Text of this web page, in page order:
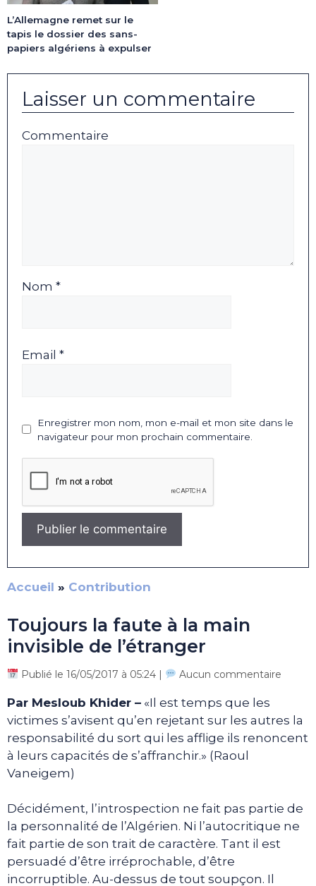
L’Allemagne remet sur le
tapis le dossier des sans-
papiers algériens à expulser
Laisser un commentaire
Commentaire
Nom *
Email *
Enregistrer mon nom, mon e-mail et mon site dans le
navigateur pour mon prochain commentaire.
Accueil » Contribution
Toujours la faute à la main
invisible de l’étranger
Publié le 16/05/2017 à 05:24 | Aucun commentaire
Par Mesloub Khider – «Il est temps que les
victimes s’avisent qu’en rejetant sur les autres la
responsabilité du sort qui les afflige ils renoncent
à leurs capacités de s’affranchir.» (Raoul
Vaneigem)
Décidément, l’introspection ne fait pas partie de
la personnalité de l’Algérien. Ni l’autocritique ne
fait partie de son trait de caractère. Tant il est
persuadé d’être irréprochable, d’être
incorruptible. Au-dessus de tout soupçon. Il